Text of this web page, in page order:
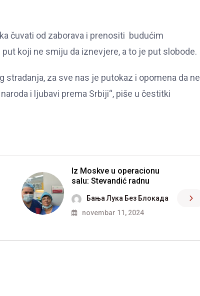
čuvati od zaborava i prenositi budućim
koji ne smiju da iznevjere, a to je put slobode.
stradanja, za sve nas je putokaz i opomena da ne
i ljubavi prema Srbiji“, piše u čestitki
Iz Moskve u operacionu
salu: Stevandić radnu
Бања Лука Без Блокада
novembar 11, 2024